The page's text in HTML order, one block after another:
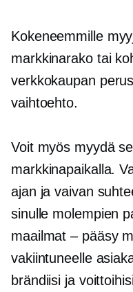
Kokeneemmille
markkinarako tai
verkkokaupan
vaihtoehto.
Voit myös myydä
markkinapaikalla.
ajan ja vaivan
sinulle molempien
maailmat – pääsy
vakiintuneelle
brändiisi ja